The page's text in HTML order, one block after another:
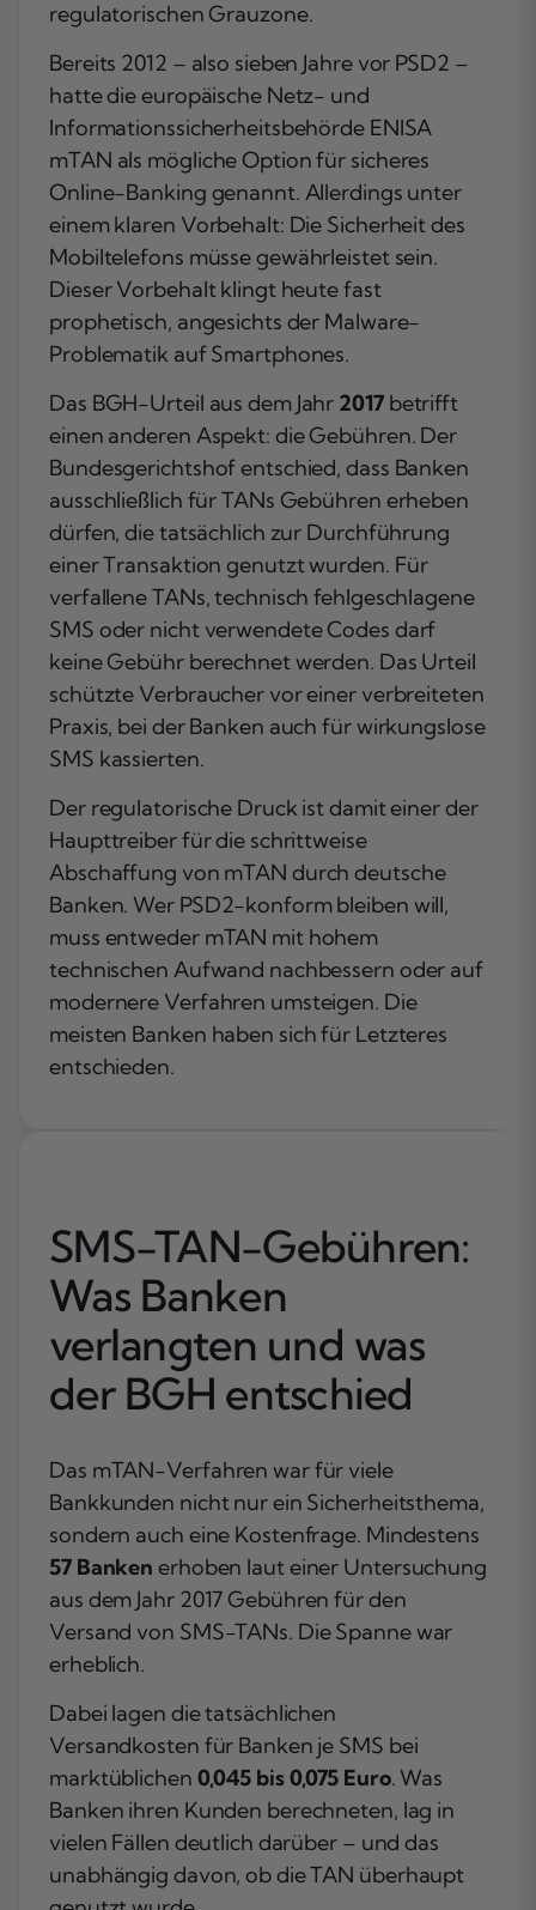
regulatorischen Grauzone.
Bereits 2012 – also sieben Jahre vor PSD2 –
hatte die europäische Netz- und
Informationssicherheitsbehörde ENISA
mTAN als mögliche Option für sicheres
Online-Banking genannt. Allerdings unter
einem klaren Vorbehalt: Die Sicherheit des
Mobiltelefons müsse gewährleistet sein.
Dieser Vorbehalt klingt heute fast
prophetisch, angesichts der Malware-
Problematik auf Smartphones.
Das BGH-Urteil aus dem Jahr 2017betrifft
einen anderen Aspekt: die Gebühren. Der
Bundesgerichtshof entschied, dass Banken
ausschließlich für TANs Gebühren erheben
dürfen, die tatsächlich zur Durchführung
einer Transaktion genutzt wurden. Für
verfallene TANs, technisch fehlgeschlagene
SMS oder nicht verwendete Codes darf
keine Gebühr berechnet werden. Das Urteil
schützte Verbraucher vor einer verbreiteten
Praxis, bei der Banken auch für wirkungslose
SMS kassierten.
Der regulatorische Druck ist damit einer der
Haupttreiber für die schrittweise
Abschaffung von mTAN durch deutsche
Banken. Wer PSD2-konform bleiben will,
muss entweder mTAN mit hohem
technischen Aufwand nachbessern oder auf
modernere Verfahren umsteigen. Die
meisten Banken haben sich für Letzteres
entschieden.
SMS-TAN-Gebühren:
Was Banken
verlangten und was
der BGH entschied
Das mTAN-Verfahren war für viele
Bankkunden nicht nur ein Sicherheitsthema,
sondern auch eine Kostenfrage. Mindestens
57 Banken erhoben laut einer Untersuchung
aus dem Jahr 2017 Gebühren für den
Versand von SMS-TANs. Die Spanne war
erheblich.
Dabei lagen die tatsächlichen
Versandkosten für Banken je SMS bei
marktüblichen 0,045 bis 0,075 Euro. Was
Banken ihren Kunden berechneten, lag in
vielen Fällen deutlich darüber – und das
unabhängig davon, ob die TAN überhaupt